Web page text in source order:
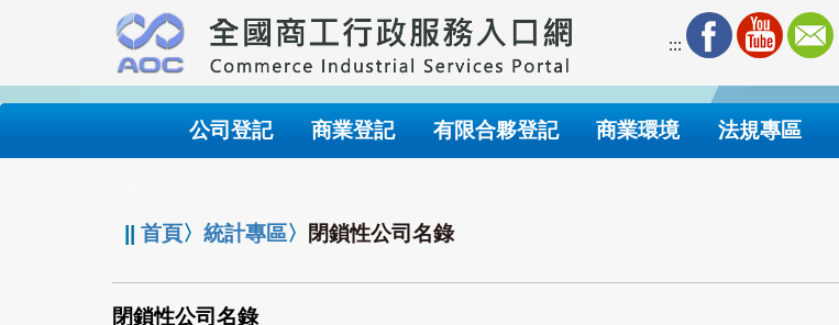
要
內
:::
公司登記 商業登記 有限合夥登記 商業環境 法規專區
||首頁〉統計專區〉 閉鎖性公司名錄
閉鎖性公司名錄